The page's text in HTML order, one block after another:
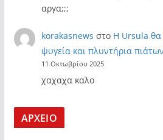
αργα;;;
korakasnews στο Η Ursula θα
ψυγεία και πλυντήρια
11 Οκτωβρίου 2025
χαχαχα καλο
ΑΡΧΕΙΟ